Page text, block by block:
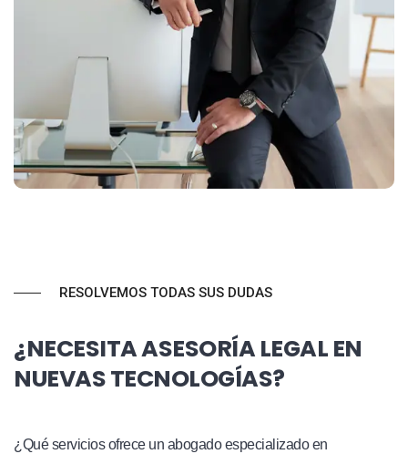
RESOLVEMOS TODAS SUS DUDAS
¿NECESITA ASESORÍA LEGAL EN
NUEVAS TECNOLOGÍAS?
¿Qué servicios ofrece un abogado especializado en